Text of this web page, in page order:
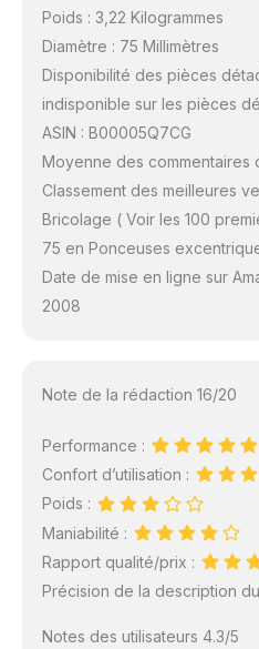
Poids : 3,22 Kilogrammes
Diamètre : 75 Millimètres
Disponibilité des pièces
indisponible sur les pièces
ASIN : B00005Q7CG
Moyenne des commentaires
Classement des meilleures
Bricolage ( Voir les 100
75 en Ponceuses
Date de mise en ligne sur
2008
Note de la rédaction 16/20
Performance :
Confort d’utilisation :
Poids :
Maniabilité :
Rapport qualité/prix :
Précision de la description
Notes des utilisateurs 4.3/5